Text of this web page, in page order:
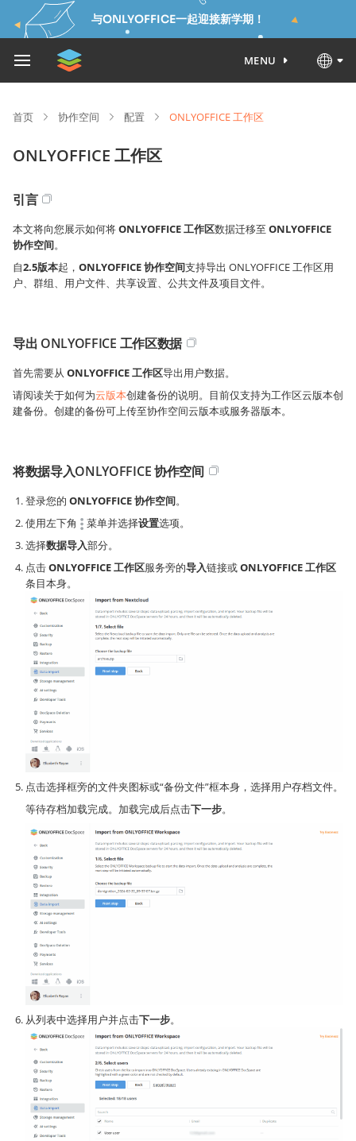
与ONLYOFFICE一起迎接新学期！
MENU
首页 协作空间 配置 ONLYOFFICE 工作区
ONLYOFFICE 工作区
引言
本文将向您展示如何将ONLYOFFICE 工作区数据迁移至 ONLYOFFICE
协作空间。
自2.5版本起， ONLYOFFICE 协作空间支持导出 ONLYOFFICE 工作区用
户、群组、用户文件、共享设置、公共文件及项目文件。
导出 ONLYOFFICE 工作区数据
首先需要从 ONLYOFFICE 工作区导出用户数据。
请阅读关于如何为云版本创建备份的说明。目前仅支持为工作区云版本创
建备份。创建的备份可上传至协作空间云版本或服务器版本。
将数据导入ONLYOFFICE 协作空间
登录您的 ONLYOFFICE 协作空间。
使用左下角
菜单并选择设置选项。
选择数据导入部分。
点击ONLYOFFICE 工作区服务旁的导入链接或ONLYOFFICE 工作区
条目本身。
点击选择框旁的文件夹图标或“备份文件”框本身，选择用户存档文件。
等待存档加载完成。加载完成后点击下一步。
从列表中选择用户并点击下一步。